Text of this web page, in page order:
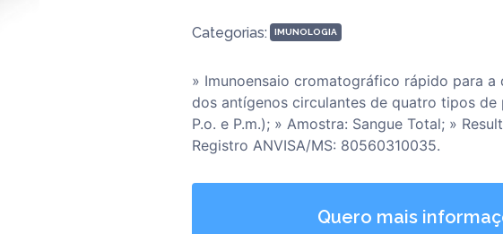
Categorias: IMUNOLOGIA
» Imunoensaio cromatográfico rápido para
dos antígenos circulantes de quatro tipos de
P.o. e P.m.); » Amostra: Sangue Total; »
Registro ANVISA/MS: 80560310035.
Quero mais